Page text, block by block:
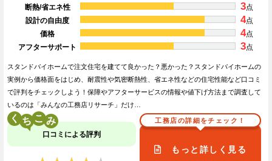
断熱/省エネ性
3点
設計の自由度
4点
価格
4点
アフターサポート
3点
スタンドバイホームで注文住宅を建てて良かった？悪かった？スタンドバイホームの
実例から価格面をはじめ、耐震性や気密断熱性、省エネ性などの住宅性能など口コミ
で評判をチェックしよう！保障やアフターサービスの情報や値下げ方法まで調査して
いるのは「みんなの工務店リサーチ」だけ…
く こ
口コミによる評判
工務店の詳細をチェック！
もっと詳しく見る